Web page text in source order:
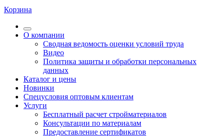
Корзина
О компании
Сводная ведомость оценки условий труда
Видео
Политика защиты и обработки персональных
данных
Каталог и цены
Новинки
Спецусловия оптовым клиентам
Услуги
Бесплатный расчет стройматериалов
Консультации по материалам
Предоставление сертификатов